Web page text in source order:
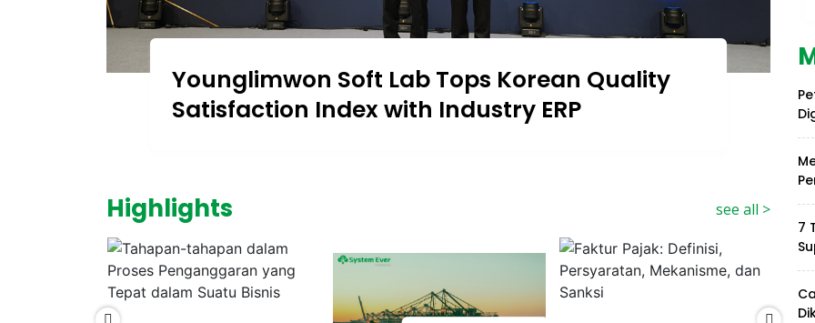
Younglimwon Soft Lab Tops Korean Quality
Satisfaction Index with Industry ERP
Highlights see all >
7